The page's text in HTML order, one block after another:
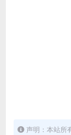
声明：本站所